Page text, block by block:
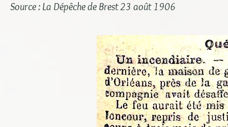
Source : La Dépêche de Brest 23 août 1906